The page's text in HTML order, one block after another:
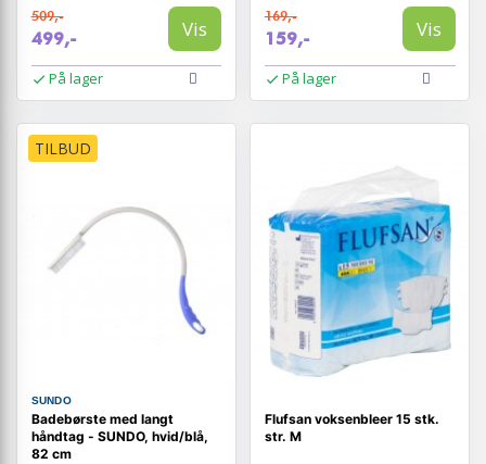
509,-
499,- Vis
På lager
169,-
159,- Vis
På lager
TILBUD
SUNDO
Badebørste med langt
håndtag - SUNDO, hvid/blå,
82 cm
Flufsan voksenbleer 15 stk.
str. M